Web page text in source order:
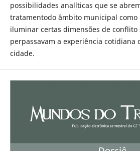
possibilidades analíticas que se
tratamentodo âmbito municipal como
iluminar certas dimensões de conflito
perpassavam a experiência cotidiana
cidade.